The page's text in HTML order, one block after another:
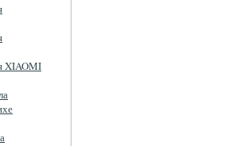
XIAOMI